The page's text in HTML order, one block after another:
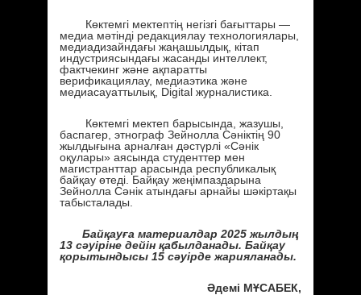
Көктемгі мектептің негізгі бағыттары —
медиа мәтінді редакциялау технологиялары,
медиадизайндағы жаңашылдық, кітап
индустриясындағы жасанды интеллект,
фактчекинг және ақпаратты
верификациялау, медиаэтика және
медиасауаттылық, Digital журналистика.
Көктемгі мектеп барысында, жазушы,
баспагер, этнограф Зейнолла Сәніктің 90
жылдығына арналған дәстүрлі «Сәнік
оқулары» аясында студенттер мен
магистранттар арасында республикалық
байқау өтеді. Байқау жеңімпаздарына
Зейнолла Сәнік атындағы арнайы шәкіртақы
табысталады.
Байқауға материалдар 2025 жылдың
13 сәуіріне дейін қабылданады. Байқау
қорытындысы 15 сәуірде жарияланады.
Әдемі МҰСАБЕК,